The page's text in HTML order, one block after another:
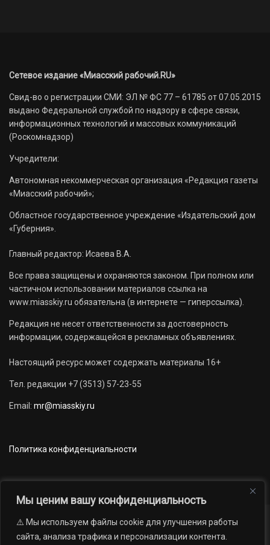
Мы ценим вашу конфиденциальность
⚠️ Мы используем файлы cookie для улучшения работы
сайта, анализа трафика и персонализации контента.
Сетевое издание «Миасский рабочий.RU»
Свид-во о регистрации СМИ: ЭЛ № ФС 77 – 61785 от 07.05.2015
выдано Федеральной службой по надзору в сфере связи,
информационных технологий и массовых коммуникаций
(Роскомнадзор)
Учредители:
Автономная некоммерческая организация «Редакция газеты
«Миасский рабочий»;
Областное государственное учреждение «Издательский дом
«Губерния».
Главный редактор: Исаева В.А.
Все права защищены и охраняются законом. При полном или
частичном использовании материалов ссылка на
www.miasskiy.ru обязательна (в интернете — гиперссылка).
Редакция не несет ответственности за достоверность
информации, содержащейся в рекламных объявлениях.
Настоящий ресурс может содержать материалы 16+
Тел. редакции +7 (3513) 57-23-55
Email: mr@miasskiy.ru
Политика конфиденциальности
Новости Наши проекты
Официально
АРХИВ
16+